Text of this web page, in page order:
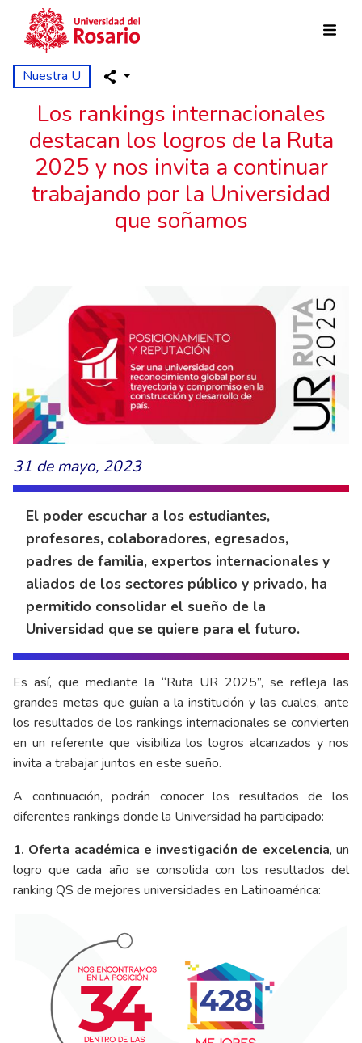
Pasar al contenido principal
Nuestra U
Los rankings internacionales
destacan los logros de la Ruta
2025 y nos invita a continuar
trabajando por la Universidad
que soñamos
31 de mayo, 2023
El poder escuchar a los estudiantes,
profesores, colaboradores, egresados,
padres de familia, expertos internacionales y
aliados de los sectores público y privado, ha
permitido consolidar el sueño de la
Universidad que se quiere para el futuro.
Es así, que mediante la “Ruta UR 2025”, se refleja las
grandes metas que guían a la institución y las cuales, ante
los resultados de los rankings internacionales se convierten
en un referente que visibiliza los logros alcanzados y nos
invita a trabajar juntos en este sueño.
A continuación, podrán conocer los resultados de los
diferentes rankings donde la Universidad ha participado:
1. Oferta académica e investigación de excelencia, un
logro que cada año se consolida con los resultados del
ranking QS de mejores universidades en Latinoamérica: